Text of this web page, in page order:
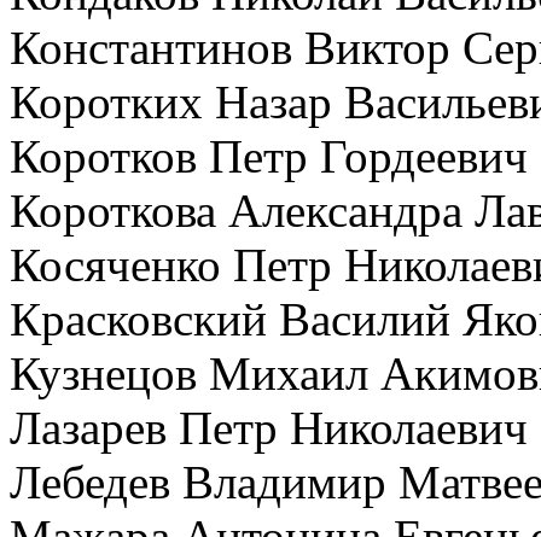
Константинов Виктор
Коротких Назар
Коротков Петр Гордеевич
Короткова Александра
Косяченко Петр
Красковский Василий
Кузнецов Михаил
Лазарев Петр Николаевич
Лебедев Владимир